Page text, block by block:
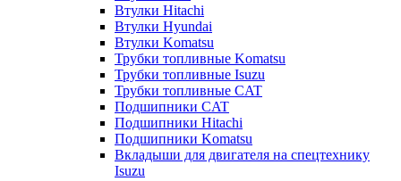
Втулки Hitachi
Втулки Hyundai
Втулки Komatsu
Трубки топливные Komatsu
Трубки топливные Isuzu
Трубки топливные CAT
Подшипники CAT
Подшипники Hitachi
Подшипники Komatsu
Вкладыши для двигателя на спецтехнику
Isuzu